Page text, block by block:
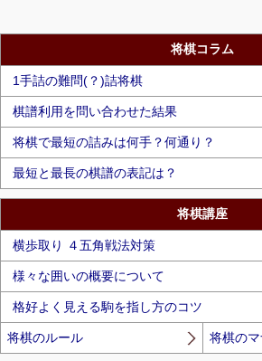
将棋コラム
1手詰の難問(？)詰将棋
棋譜利用を問い合わせた結果
将棋で最短の詰みは何手？何通り？
最短と最長の棋譜の表記は？
将棋講座
横歩取り ４五角戦法対策
様々な囲いの概要について
格好よく見える駒を指し方のコツ
将棋のルール 将棋の